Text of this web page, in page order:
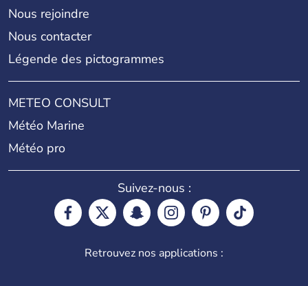
Nous rejoindre
Nous contacter
Légende des pictogrammes
METEO CONSULT
Météo Marine
Météo pro
Suivez-nous :
Retrouvez nos applications :